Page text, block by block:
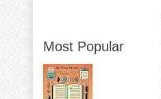
Most Popular